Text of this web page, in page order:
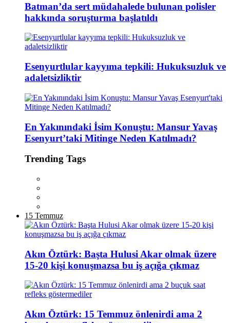
Batman’da sert müdahalede bulunan polisler
hakkında soruşturma başlatıldı
Esenyurtlular kayyıma tepkili: Hukuksuzluk ve
adaletsizliktir
En Yakınındaki İsim Konuştu: Mansur Yavaş
Esenyurt’taki Mitinge Neden Katılmadı?
Trending Tags
15 Temmuz
Akın Öztürk: Başta Hulusi Akar olmak üzere
15-20 kişi konuşmazsa bu iş açığa çıkmaz
Akın Öztürk: 15 Temmuz önlenirdi ama 2